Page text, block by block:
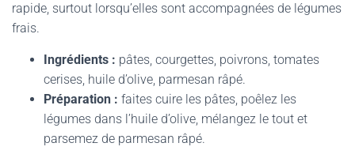
rapide, surtout lorsqu’elles sont accompagnées de légumes
frais.
Ingrédients : pâtes, courgettes, poivrons, tomates
cerises, huile d’olive, parmesan râpé.
Préparation : faites cuire les pâtes, poêlez les
légumes dans l’huile d’olive, mélangez le tout et
parsemez de parmesan râpé.